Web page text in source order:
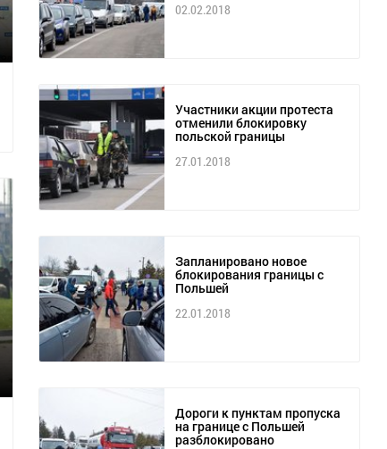
02.02.2018
Участники акции протеста
отменили блокировку
польской границы
27.01.2018
Запланировано новое
блокирования границы с
Польшей
22.01.2018
Дороги к пунктам пропуска
на границе с Польшей
разблокировано